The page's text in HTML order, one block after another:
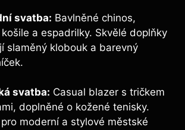
svatba: Bavlněné chinos,
⁤a espadrilky. Skvělé doplňky
slaměný ‍klobouk a barevný
svatba: Casual blazer s tričkem
doplněné o kožené‍ tenisky.
moderní a stylové městské